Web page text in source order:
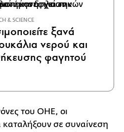
& SCIENCE
ξανά
νερού και
φαγητού
του ΟΗΕ, οι
καταλήξουν σε συναίνεση